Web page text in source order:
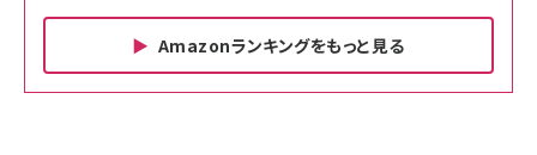
Amazonランキングをもっと見る